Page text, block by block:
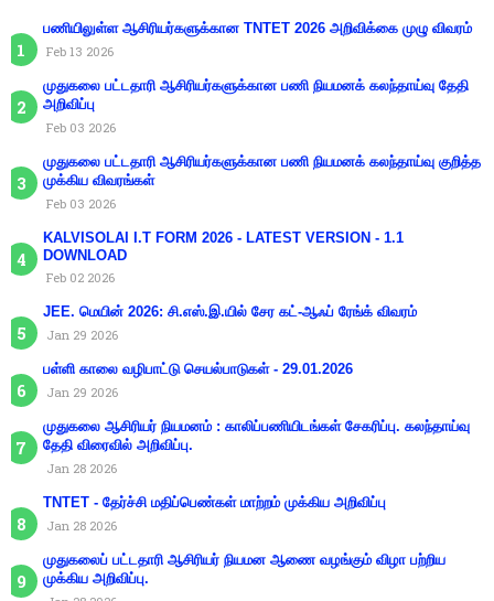
பணியிலுள்ள ஆசிரியர்களுக்கான TNTET 2026 அறிவிக்கை முழு விவரம்
Feb 13 2026
முதுகலை பட்டதாரி ஆசிரியர்களுக்கான பணி நியமனக் கலந்தாய்வு தேதி
அறிவிப்பு
Feb 03 2026
முதுகலை பட்டதாரி ஆசிரியர்களுக்கான பணி நியமனக் கலந்தாய்வு குறித்த
முக்கிய விவரங்கள்
Feb 03 2026
KALVISOLAI I.T FORM 2026 - LATEST VERSION - 1.1
DOWNLOAD
Feb 02 2026
JEE. மெயின் 2026: சி.எஸ்.இ.யில் சேர கட்-ஆஃப் ரேங்க் விவரம்
Jan 29 2026
பள்ளி காலை வழிபாட்டு செயல்பாடுகள் - 29.01.2026
Jan 29 2026
முதுகலை ஆசிரியர் நியமனம் : காலிப்பணியிடங்கள் சேகரிப்பு. கலந்தாய்வு
தேதி விரைவில் அறிவிப்பு.
Jan 28 2026
TNTET - தேர்ச்சி மதிப்பெண்கள் மாற்றம் முக்கிய அறிவிப்பு
Jan 28 2026
முதுகலைப் பட்டதாரி ஆசிரியர் நியமன ஆணை வழங்கும் விழா பற்றிய
முக்கிய அறிவிப்பு.